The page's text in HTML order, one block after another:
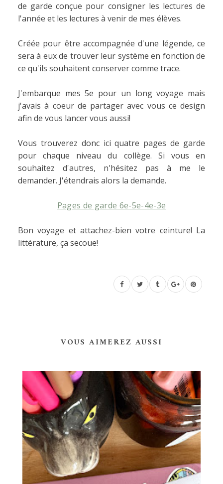
de garde conçue pour consigner les lectures de
l'année et les lectures à venir de mes élèves.
Créée pour être accompagnée d'une légende, ce
sera à eux de trouver leur système en fonction de
ce qu'ils souhaitent conserver comme trace.
J'embarque mes 5e pour un long voyage mais
j'avais à coeur de partager avec vous ce design
afin de vous lancer vous aussi!
Vous trouverez donc ici quatre pages de garde
pour chaque niveau du collège. Si vous en
souhaitez d'autres, n'hésitez pas à me le
demander. J'étendrais alors la demande.
Pages de garde 6e-5e-4e-3e
Bon voyage et attachez-bien votre ceinture! La
littérature, ça secoue!
VOUS AIMEREZ AUSSI